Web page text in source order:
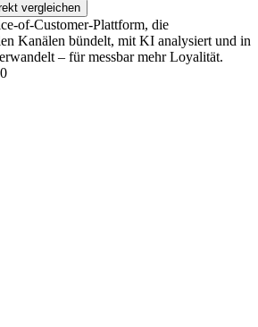
vergleichen
of-Customer-Plattform, die
Kanälen bündelt, mit KI analysiert und in
– für messbar mehr Loyalität.